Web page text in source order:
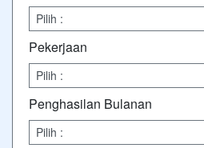
Pekerjaan
Penghasilan Bulanan